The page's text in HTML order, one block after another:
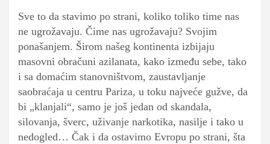
Sve to da stavimo po strani, koliko toliko time nas
ne ugrožavaju. Čime nas ugrožavaju? Svojim
ponašanjem. Širom našeg kontinenta izbijaju
masovni obračuni azilanata, kako između sebe, tako
i sa domaćim stanovništvom, zaustavljanje
saobraćaja u centru Pariza, u toku najveće gužve, da
bi „klanjali“, samo je još jedan od skandala,
silovanja, šverc, uživanje narkotika, nasilje i tako u
nedogled… Čak i da ostavimo Evropu po strani, šta